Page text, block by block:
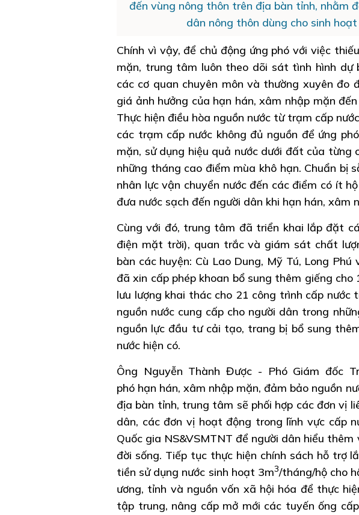
đến vùng nông thôn trên địa bàn tỉnh, nhằm
dân nông thôn dùng cho sinh
Chính vì vậy, để chủ động ứng phó với việc
mặn, trung tâm luôn theo dõi sát tình hình dự
các cơ quan chuyên môn và thường xuyên đo
giá ảnh hưởng của hạn hán, xâm nhập mặn
Thực hiện điều hòa nguồn nước từ trạm cấp
các trạm cấp nước không đủ nguồn để ứng
mặn, sử dụng hiệu quả nước dưới đất của
những tháng cao điểm mùa khô hạn. Chuẩn bị
nhân lực vận chuyển nước đến các điểm có ít
đưa nước sạch đến người dân khi hạn hán, xâm
Cùng với đó, trung tâm đã triển khai lắp đặt
điện mặt trời), quan trắc và giám sát chất
bàn các huyện: Cù Lao Dung, Mỹ Tú, Long
đã xin cấp phép khoan bổ sung thêm giếng
lưu lượng khai thác cho 21 công trình cấp
nguồn nước cung cấp cho người dân trong
nguồn lực đầu tư cải tạo, trang bị bổ sung
nước hiện có.
Ông Nguyễn Thành Được - Phó Giám đốc
phó hạn hán, xâm nhập mặn, đảm bảo nguồn
địa bàn tỉnh, trung tâm sẽ phối hợp các đơn vị
dân, các đơn vị hoạt động trong lĩnh vực cấp
Quốc gia NS&VSMTNT để người dân hiểu
đời sống. Tiếp tục thực hiện chính sách hỗ trợ
tiền sử dụng nước sinh hoạt 3m3/tháng/hộ cho
ương, tỉnh và nguồn vốn xã hội hóa để thực
tập trung, nâng cấp mở mới các tuyến ống